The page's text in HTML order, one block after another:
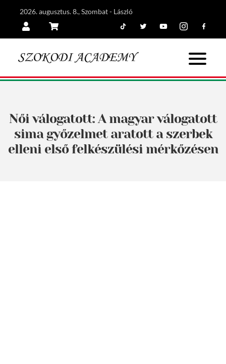
2026. augusztus. 8., Szombat - László
Női válogatott: A magyar válogatott
sima győzelmet aratott a szerbek
elleni első felkészülési mérkőzésen